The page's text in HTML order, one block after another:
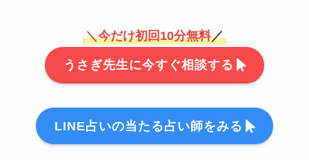
＼今だけ初回10分無料／
うさぎ先生に今すぐ相談する
LINE占いの当たる占い師をみる